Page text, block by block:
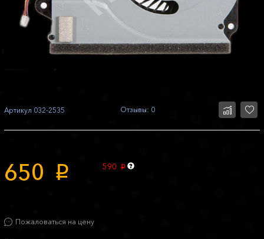
Артикул 032-2535 Отзывы: 0
650 p 590 p
Пожаловаться на цену